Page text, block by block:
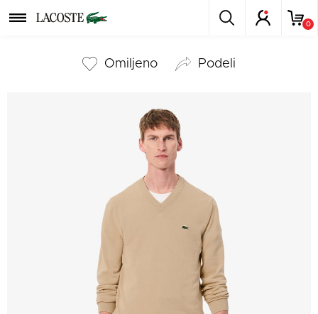
0
Omiljeno podeli